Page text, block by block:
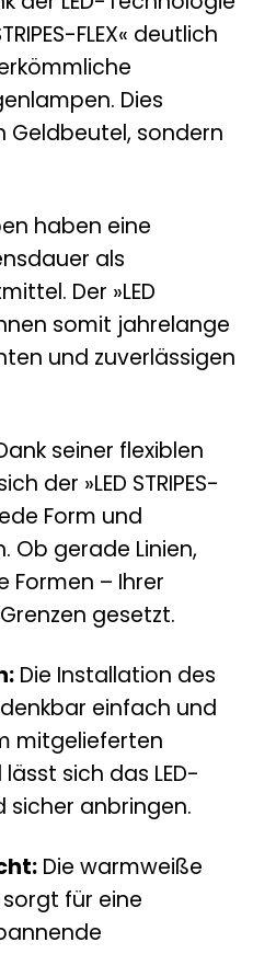
FLEX« deutlich
Dies
Geldbeutel, sondern
haben eine
als
Der »LED
Ihnen somit jahrelange
und zuverlässigen
seiner flexiblen
der »LED STRIPES-
Form und
Ob gerade Linien,
Formen – Ihrer
gesetzt.
Die Installation des
denkbar einfach und
mitgelieferten
sich das LED-
sicher anbringen.
Die warmweiße
für eine